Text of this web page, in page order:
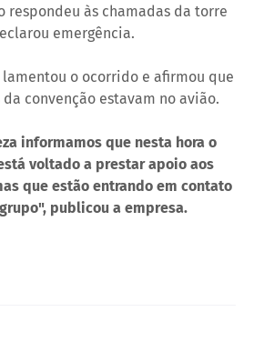
respondeu às chamadas da torre
emergência.
lamentou o ocorrido e afirmou que
convenção estavam no avião.
informamos que nesta hora o
voltado a prestar apoio aos
que estão entrando em contato
publicou a empresa.